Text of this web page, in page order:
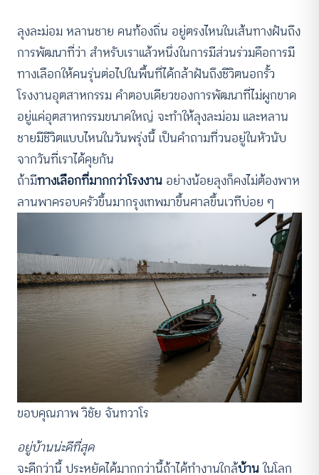
ลุงละม่อม หลานชาย คนท้องถิ่น อยู่ตรงไหนในเส้นทางฝันถึง
การพัฒนาที่ว่า สำหรับเราแล้วหนึ่งในการมีส่วนร่วมคือการมี
ทางเลือกให้คนรุ่นต่อไปในพื้นที่ได้กล้าฝันถึงชีวิตนอกรั้ว
โรงงานอุตสาหกรรม คำตอบเดียวของการพัฒนาที่ไม่ผูกขาด
อยู่แค่อุตสาหกรรมขนาดใหญ่ จะทำให้ลุงละม่อม และหลาน
ชายมีชีวิตแบบไหนในวันพรุ่งนี้ เป็นคำถามที่วนอยู่ในหัวนับ
จากวันที่เราได้คุยกัน
ถ้ามีทางเลือกที่มากกว่าโรงงาน อย่างน้อยลุงก็คงไม่ต้องพาห
ลานพาครอบครัวขึ้นมากรุงเทพมาขึ้นศาลขึ้นเวทีบ่อย ๆ
ขอบคุณภาพ วิชัย จันทวาโร
อยู่บ้านน่ะดีที่สุด
จะดีกว่านี้ ประหยัดได้มากกว่านี้ถ้าได้ทำงานใกล้บ้านในโลก